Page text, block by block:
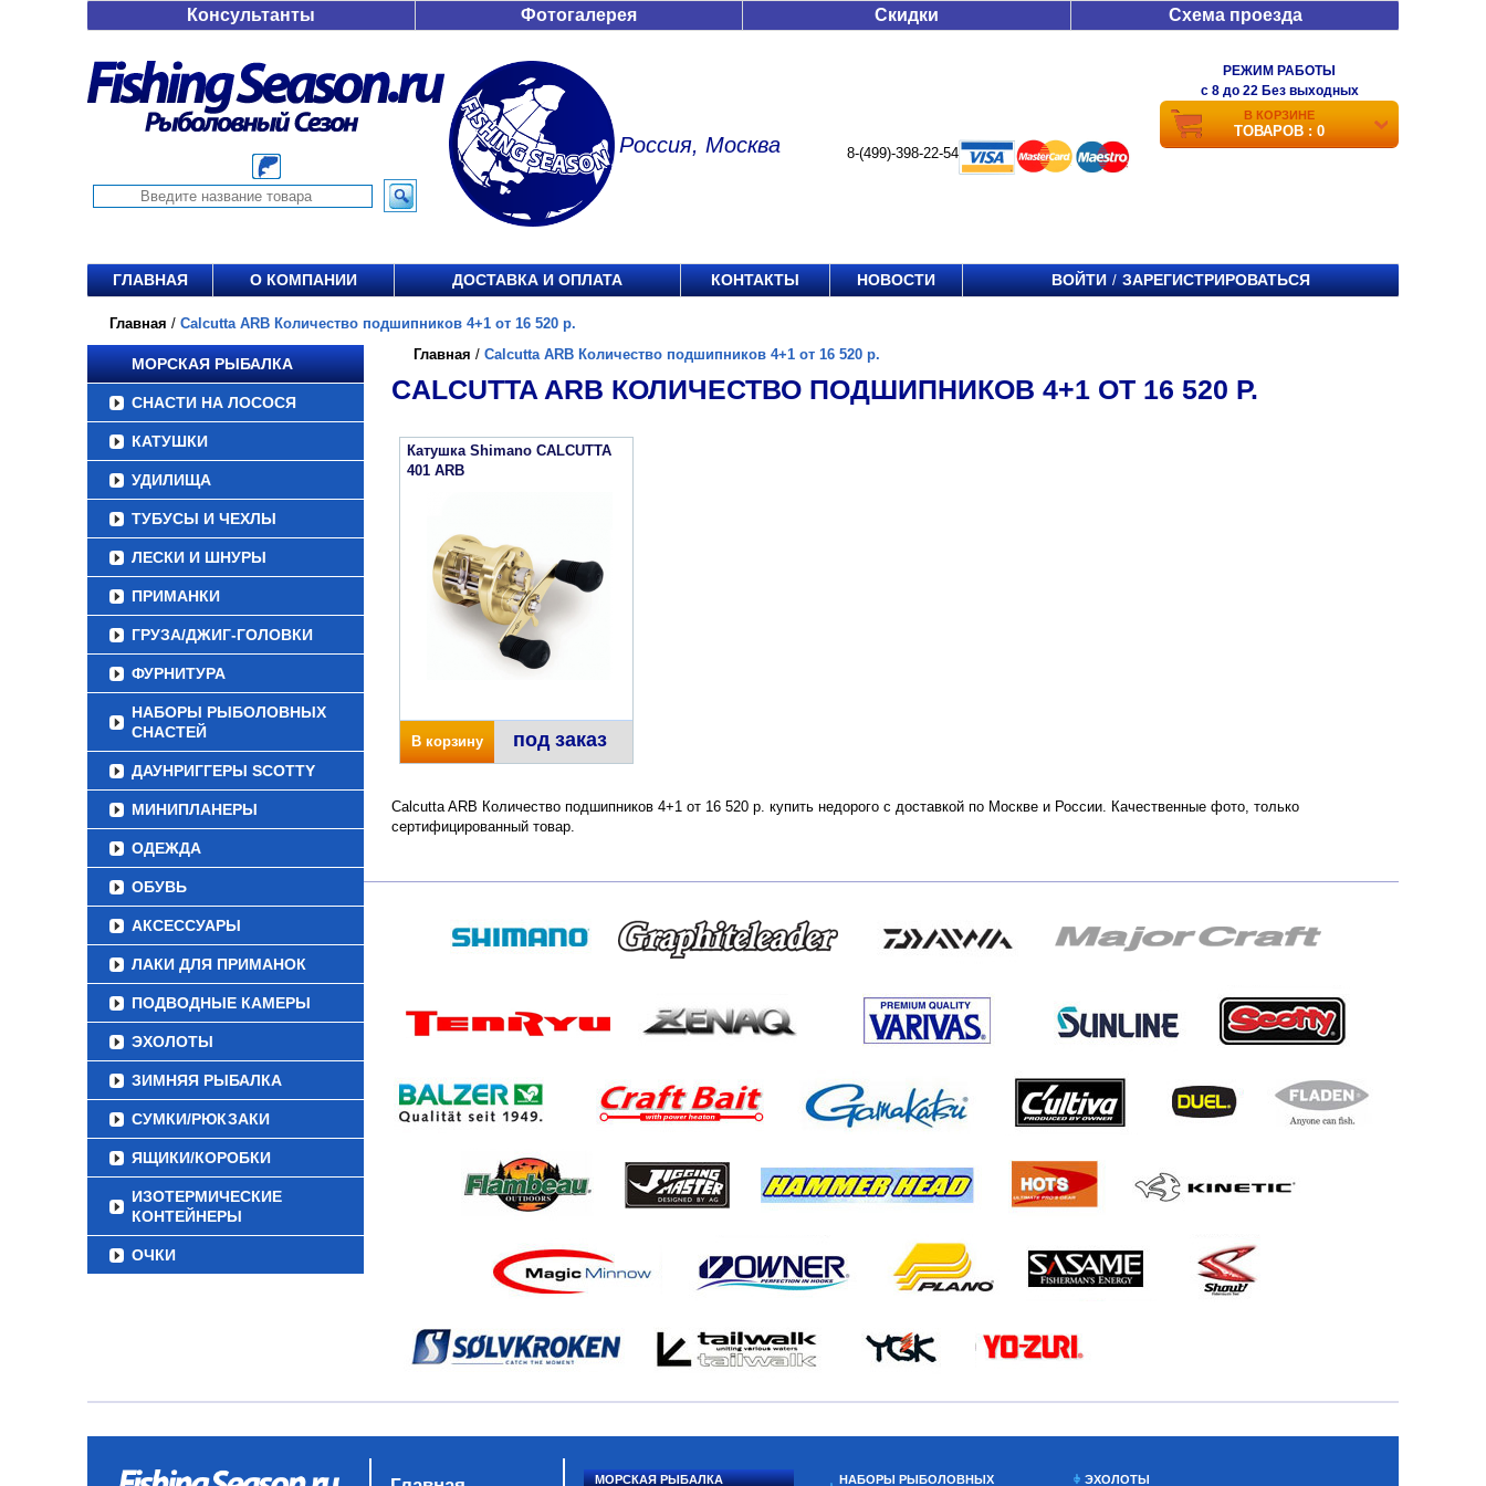
Консультанты Фотогалерея Скидки Схема проезда
Россия, Москва 8-(499)-398-22-54
РЕЖИМ РАБОТЫ
c 8 до 22 Без выходных
В КОРЗИНЕ
ТОВАРОВ : 0
ГЛАВНАЯ О КОМПАНИИ ДОСТАВКА И ОПЛАТА КОНТАКТЫ НОВОСТИ ВОЙТИ / ЗАРЕГИСТРИРОВАТЬСЯ
Главная / Calcutta ARB Количество подшипников 4+1 от 16 520 р.
МОРСКАЯ РЫБАЛКА
СНАСТИ НА ЛОСОСЯ
КАТУШКИ
УДИЛИЩА
ТУБУСЫ И ЧЕХЛЫ
ЛЕСКИ И ШНУРЫ
ПРИМАНКИ
ГРУЗА/ДЖИГ-ГОЛОВКИ
ФУРНИТУРА
НАБОРЫ РЫБОЛОВНЫХ
СНАСТЕЙ
ДАУНРИГГЕРЫ SCOTTY
МИНИПЛАНЕРЫ
ОДЕЖДА
ОБУВЬ
АКСЕССУАРЫ
ЛАКИ ДЛЯ ПРИМАНОК
ПОДВОДНЫЕ КАМЕРЫ
ЭХОЛОТЫ
ЗИМНЯЯ РЫБАЛКА
СУМКИ/РЮКЗАКИ
ЯЩИКИ/КОРОБКИ
ИЗОТЕРМИЧЕСКИЕ
КОНТЕЙНЕРЫ
ОЧКИ
Главная / Calcutta ARB Количество подшипников 4+1 от 16 520 р.
CALCUTTA ARB КОЛИЧЕСТВО ПОДШИПНИКОВ 4+1 ОТ 16 520 Р.
Катушка Shimano CALCUTTA
401 ARB
В корзину под заказ
Calcutta ARB Количество подшипников 4+1 от 16 520 р. купить недорого с доставкой по Москве и России. Качественные фото, только
сертифицированный товар.
МОРСКАЯ РЫБАЛКА НАБОРЫ РЫБОЛОВНЫХ ЭХОЛОТЫ